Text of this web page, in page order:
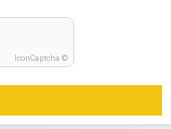
IconCaptcha ©